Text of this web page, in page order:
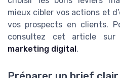
mieux cibler vos actions et
vos prospects en clients.
consultez cet article sur
marketing digital.